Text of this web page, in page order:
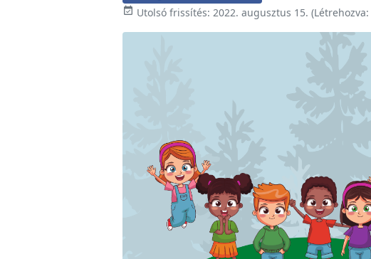
 Utolsó frissítés: 2022. augusztus 15. (Létrehozva: